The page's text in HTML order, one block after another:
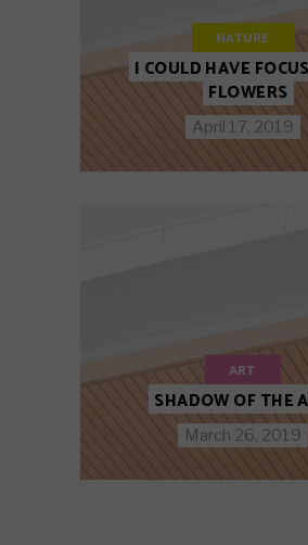
NATURE
I COULD HAVE
FLOWERS
April 17, 2019
ART
SHADOW OF THE
March 26, 2019